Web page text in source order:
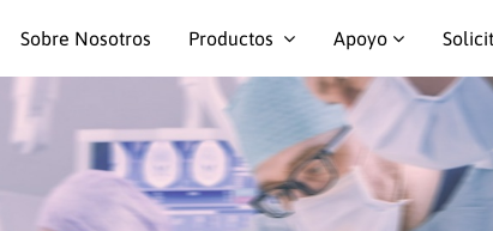
Sobre Nosotros Productos Apoyo